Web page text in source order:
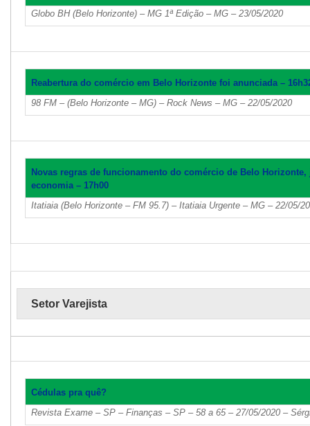
Globo BH (Belo Horizonte) – MG 1ª Edição – MG – 23/05/2020
Reabertura do comércio em Belo Horizonte foi anunciada –
98 FM – (Belo Horizonte – MG) – Rock News – MG – 22/05/2020
Novas regras de funcionamento do comércio de Belo
economia – 17h00
Itatiaia (Belo Horizonte – FM 95.7) – Itatiaia Urgente – MG – 22/05/
Setor Varejista
Cédulas pra quê?
Revista Exame – SP – Finanças – SP – 58 a 65 – 27/05/2020 –